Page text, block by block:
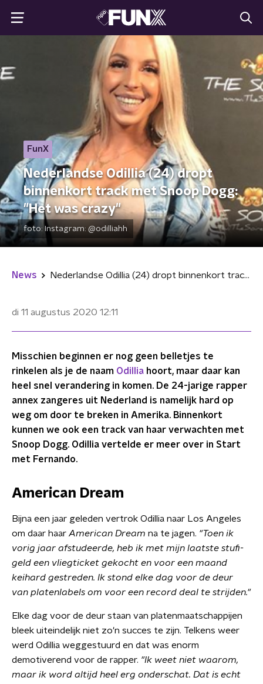
FunX
Nederlandse Odillia (24) dropt
binnenkort track met Snoop Dogg:
"Het was crazy"
foto: Instagram: @odilliahh
News Nederlandse Odillia (24) dropt binnenkort track met Snoop Dogg: "Het was crazy"
di 11 augustus 2020 12:11
Misschien beginnen er nog geen belletjes te
rinkelen als je de naam Odillia hoort, maar daar kan
heel snel verandering in komen. De 24-jarige rapper
annex zangeres uit Nederland is namelijk hard op
weg om door te breken in Amerika. Binnenkort
kunnen we ook een track van haar verwachten met
Snoop Dogg. Odillia vertelde er meer over in Start
met Fernando.
American Dream
Bijna een jaar geleden vertrok Odillia naar Los Angeles
om daar haar American Dream na te jagen. "Toen ik
vorig jaar afstudeerde, heb ik met mijn laatste stufi-
geld een vliegticket gekocht en voor een maand
keihard gestreden. Ik stond elke dag voor de deur
van platenlabels om voor een record deal te strijden."
Elke dag voor de deur staan van platenmaatschappijen
bleek uiteindelijk niet zo'n succes te zijn. Telkens weer
werd Odillia weggestuurd en dat was enorm
demotiverend voor de rapper. "Ik weet niet waarom,
maar ik word altijd heel erg onderschat. Dat is echt